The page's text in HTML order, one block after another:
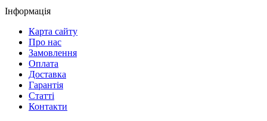
Інформація
Карта сайту
Про нас
Замовлення
Оплата
Доставка
Гарантія
Статті
Контакти